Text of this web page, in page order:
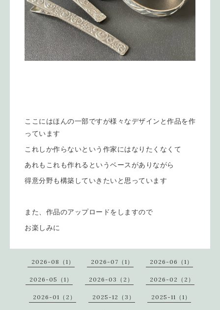
ここにはほんの一部ですが様々なデザインと作品を作
っています
これしか作らないという作家にはなりたくなくて
あれもこれも作れるというベースがありながら
得意分野も構築していきたいと思っています
また、作品のアップロードをしますので
お楽しみに
2026-08（1） 2026-07（1） 2026-06（1）
2026-05（1） 2026-03（2） 2026-02（2）
2026-01（2） 2025-12（3） 2025-11（1）